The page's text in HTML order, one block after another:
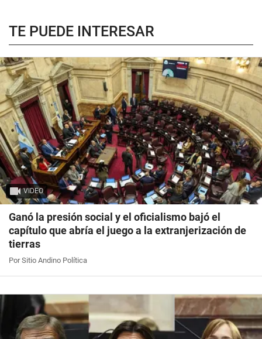
TE PUEDE INTERESAR
VIDEO
Ganó la presión social y el oficialismo bajó el
capítulo que abría el juego a la extranjerización de
tierras
Por Sitio Andino Política